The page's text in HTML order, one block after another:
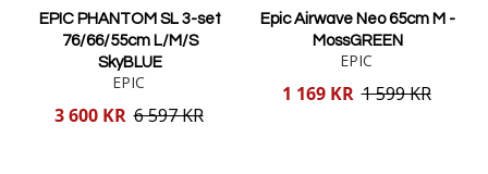
EPIC PHANTOM SL 3-set
76/66/55cm L/M/S
SkyBLUE
EPIC
Reducerat
3 600 KR 6 597 KR
Epic Airwave Neo 65cm M -
MossGREEN
EPIC
Reducerat
1 169 KR 1 599 KR